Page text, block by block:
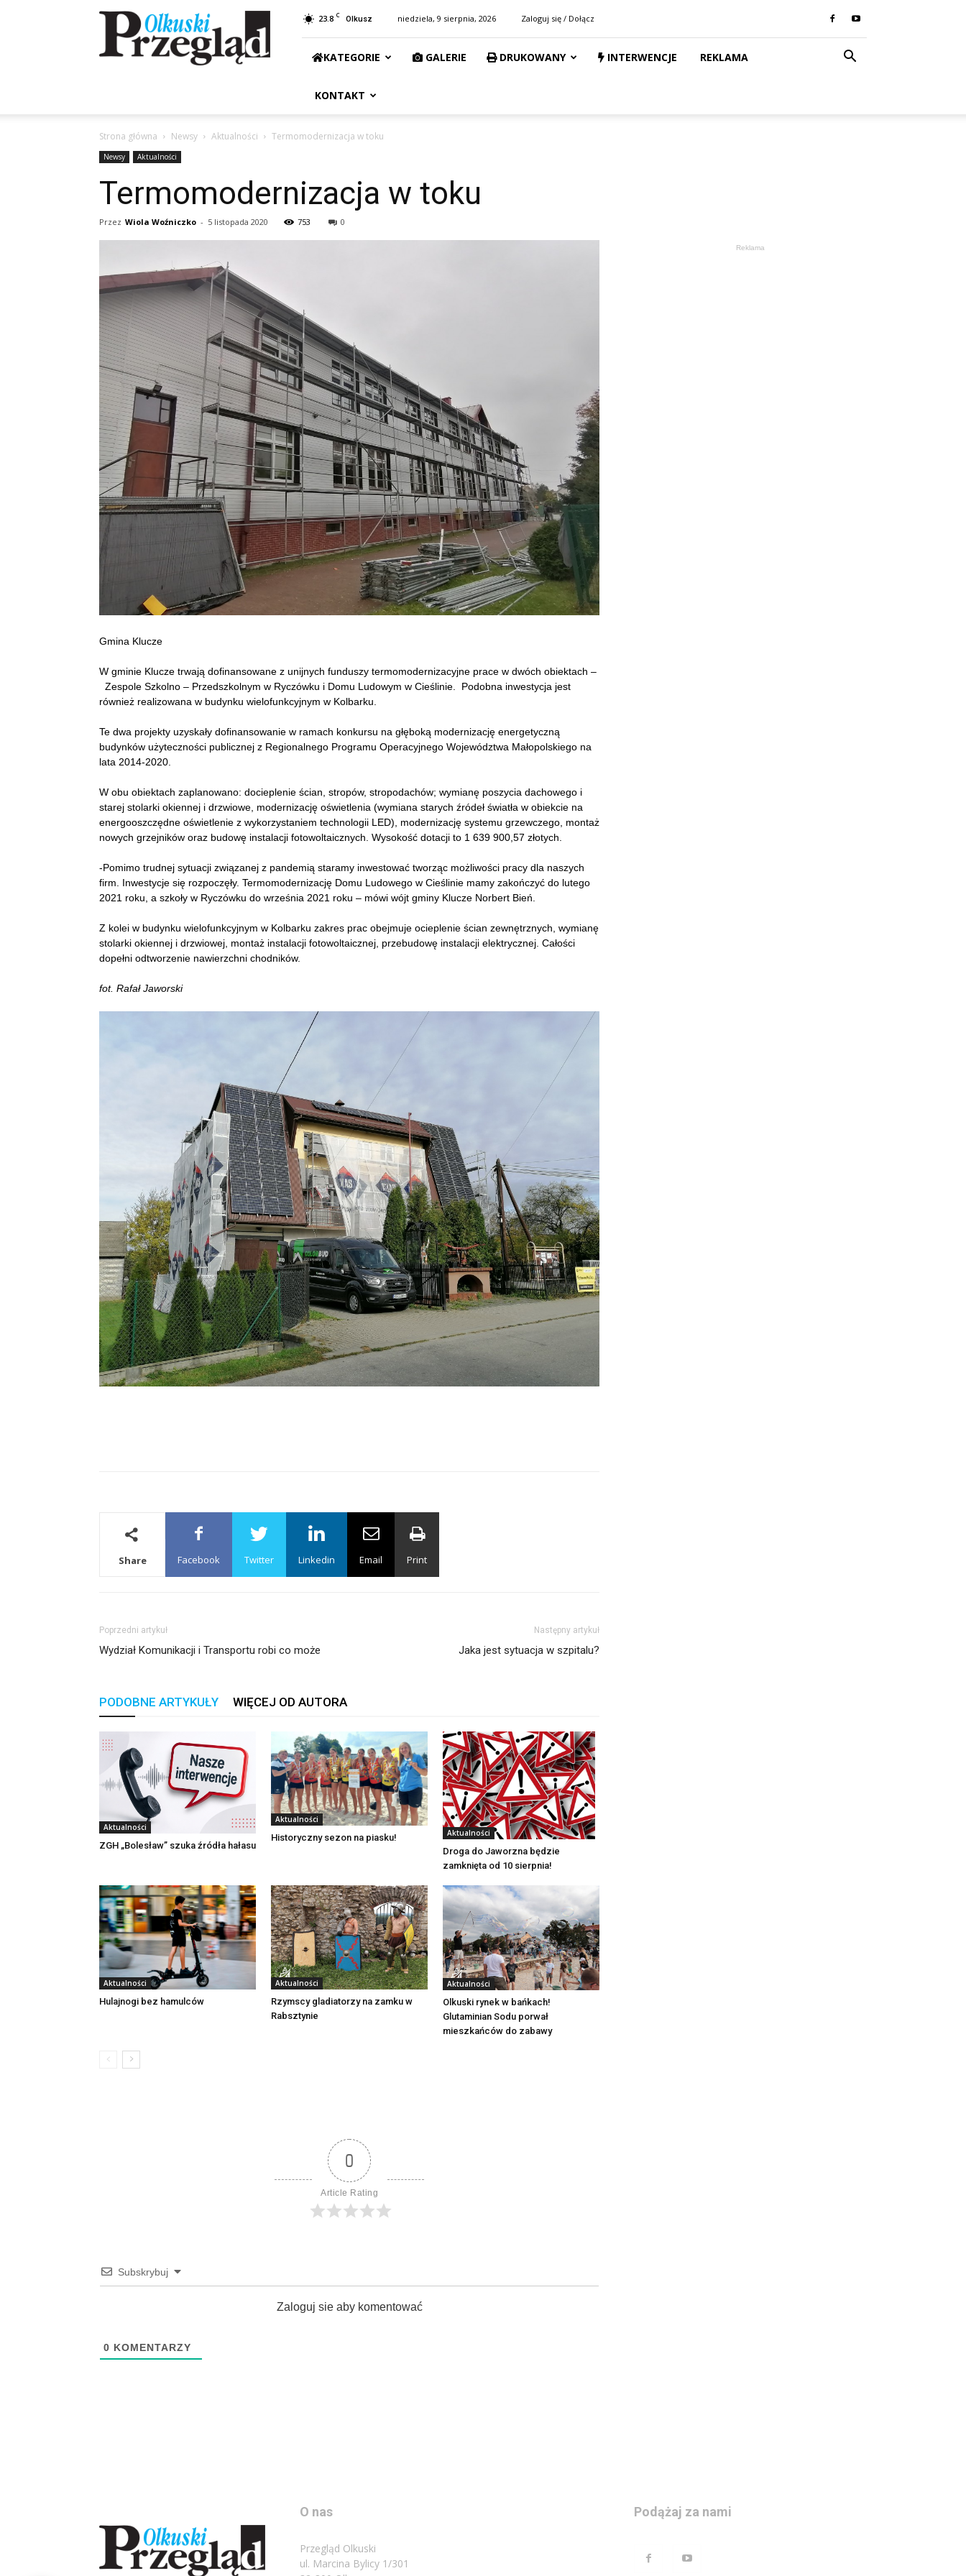
Przegląd
Olkuski
23.8 C Olkusz niedziela, 9 sierpnia, 2026 Zaloguj się / Dołącz
KATEGORIE GALERIE DRUKOWANY INTERWENCJE REKLAMA
KONTAKT
Strona główna Newsy Aktualności Termomodernizacja w toku
Newsy Aktualności
Termomodernizacja w toku
Przez Wiola Woźniczko - 5 listopada 2020 753 0
Gmina Klucze
W gminie Klucze trwają dofinansowane z unijnych funduszy termomodernizacyjne prace w dwóch obiektach –
Zespole Szkolno – Przedszkolnym w Ryczówku i Domu Ludowym w Cieślinie. Podobna inwestycja jest
również realizowana w budynku wielofunkcyjnym w Kolbarku.
Te dwa projekty uzyskały dofinansowanie w ramach konkursu na głęboką modernizację energetyczną
budynków użyteczności publicznej z Regionalnego Programu Operacyjnego Województwa Małopolskiego na
lata 2014-2020.
W obu obiektach zaplanowano: docieplenie ścian, stropów, stropodachów; wymianę poszycia dachowego i
starej stolarki okiennej i drzwiowe, modernizację oświetlenia (wymiana starych źródeł światła w obiekcie na
energooszczędne oświetlenie z wykorzystaniem technologii LED), modernizację systemu grzewczego, montaż
nowych grzejników oraz budowę instalacji fotowoltaicznych. Wysokość dotacji to 1 639 900,57 złotych.
-Pomimo trudnej sytuacji związanej z pandemią staramy inwestować tworząc możliwości pracy dla naszych
firm. Inwestycje się rozpoczęły. Termomodernizację Domu Ludowego w Cieślinie mamy zakończyć do lutego
2021 roku, a szkoły w Ryczówku do września 2021 roku – mówi wójt gminy Klucze Norbert Bień.
Z kolei w budynku wielofunkcyjnym w Kolbarku zakres prac obejmuje ocieplenie ścian zewnętrznych, wymianę
stolarki okiennej i drzwiowej, montaż instalacji fotowoltaicznej, przebudowę instalacji elektrycznej. Całości
dopełni odtworzenie nawierzchni chodników.
fot. Rafał Jaworski
Share Facebook Twitter Linkedin Email Print
Poprzedni artykuł
Wydział Komunikacji i Transportu robi co może
Następny artykuł
Jaka jest sytuacja w szpitalu?
PODOBNE ARTYKUŁY WIĘCEJ OD AUTORA
Aktualności
ZGH „Bolesław” szuka źródła hałasu
Aktualności
Historyczny sezon na piasku! Aktualności
Droga do Jaworzna będzie
zamknięta od 10 sierpnia!
Aktualności
Hulajnogi bez hamulców
Aktualności
Rzymscy gladiatorzy na zamku w
Rabsztynie
Aktualności
Olkuski rynek w bańkach!
Glutaminian Sodu porwał
mieszkańców do zabawy
0
Article Rating
Subskrybuj
Zaloguj sie aby komentować
0 KOMENTARZY
Reklama
O nas
Przegląd Olkuski
ul. Marcina Bylicy 1/301
Podążaj za nami